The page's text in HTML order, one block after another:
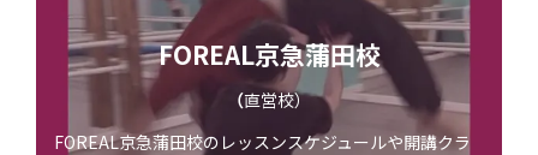
FOREAL京急蒲田校
（直営校）
FOREAL京急蒲田校のレッスンスケジュールや開講クラ